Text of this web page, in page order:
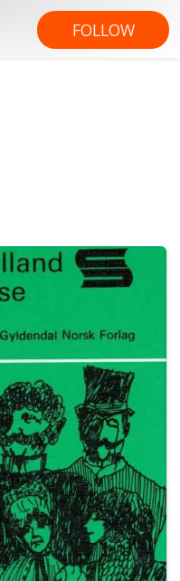
FOLLOW